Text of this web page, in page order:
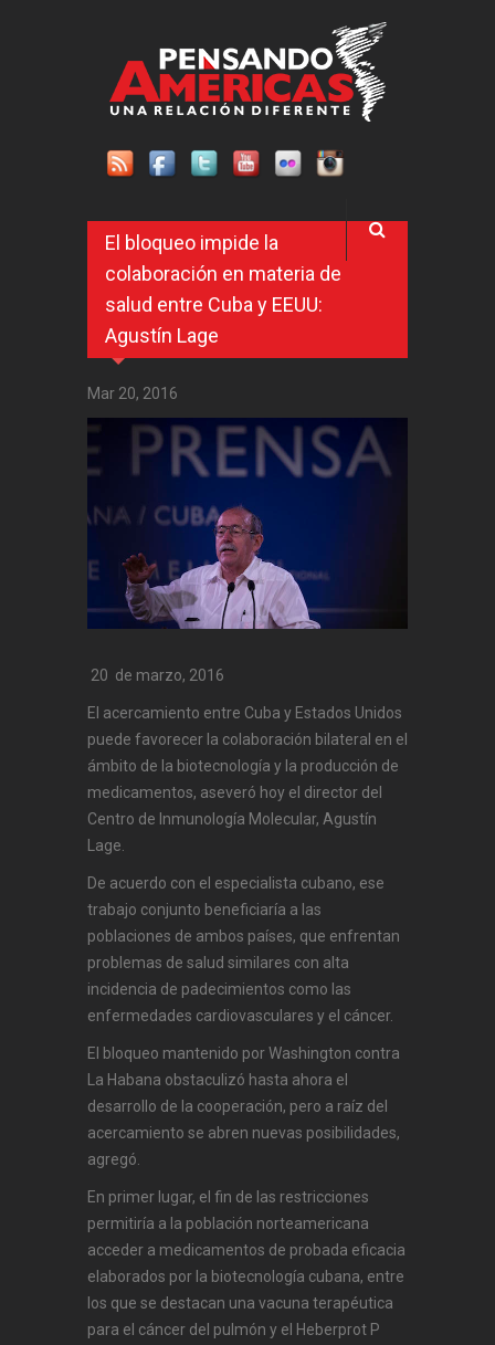
El bloqueo impide la
colaboración en materia de
salud entre Cuba y EEUU:
Agustín Lage
Mar 20, 2016
20 de marzo, 2016
El acercamiento entre Cuba y Estados Unidos
puede favorecer la colaboración bilateral en el
ámbito de la biotecnología y la producción de
medicamentos, aseveró hoy el director del
Centro de Inmunología Molecular, Agustín
Lage.
De acuerdo con el especialista cubano, ese
trabajo conjunto beneficiaría a las
poblaciones de ambos países, que enfrentan
problemas de salud similares con alta
incidencia de padecimientos como las
enfermedades cardiovasculares y el cáncer.
El bloqueo mantenido por Washington contra
La Habana obstaculizó hasta ahora el
desarrollo de la cooperación, pero a raíz del
acercamiento se abren nuevas posibilidades,
agregó.
En primer lugar, el fin de las restricciones
permitiría a la población norteamericana
acceder a medicamentos de probada eficacia
elaborados por la biotecnología cubana, entre
los que se destacan una vacuna terapéutica
para el cáncer del pulmón y el Heberprot P